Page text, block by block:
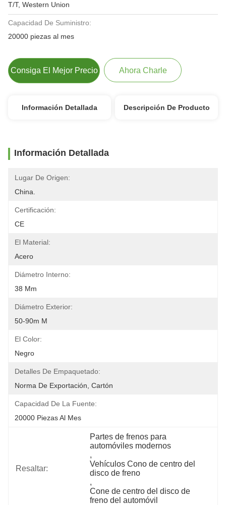
T/T, Western Union
Capacidad De Suministro:
20000 piezas al mes
Consiga El Mejor Precio Ahora Charle
Información Detallada Descripción De Producto
Información Detallada
Lugar De Origen:
China.
Certificación:
CE
El Material:
Acero
Diámetro Interno:
38 Mm
Diámetro Exterior:
50-90m M
El Color:
Negro
Detalles De Empaquetado:
Norma De Exportación, Cartón
Capacidad De La Fuente:
20000 Piezas Al Mes
Resaltar:
Partes de frenos para
automóviles modernos
,
Vehículos Cono de centro del
disco de freno
,
Cone de centro del disco de
freno del automóvil